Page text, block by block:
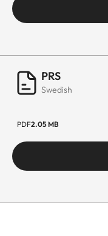
PRS
Swedish
PDF2.05 MB